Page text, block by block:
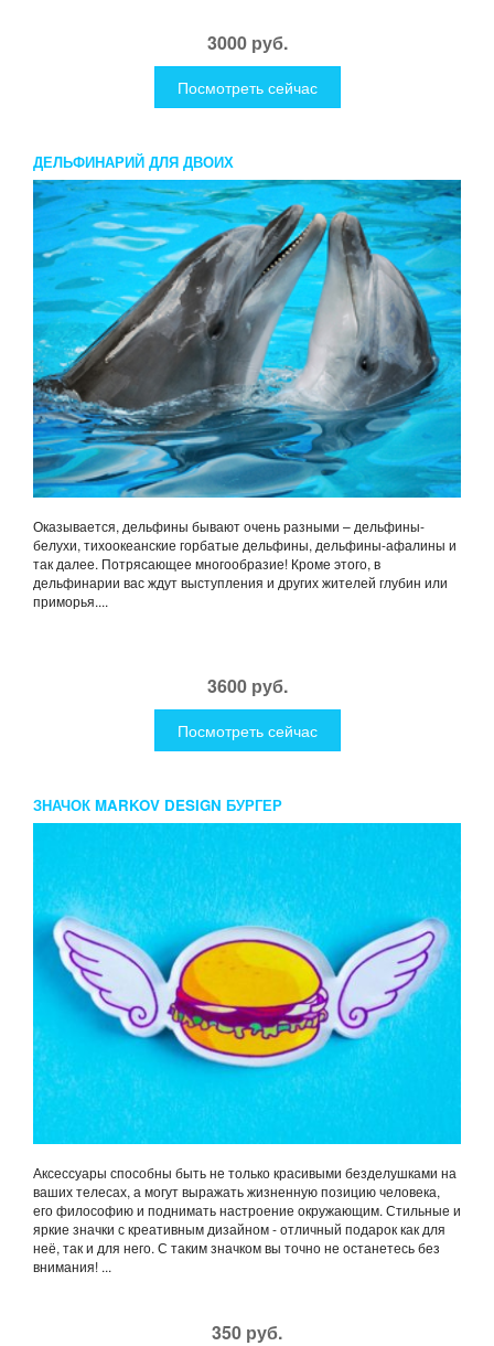
3000 руб.
Посмотреть сейчас
ДЕЛЬФИНАРИЙ ДЛЯ ДВОИХ
Оказывается, дельфины бывают очень разными – дельфины-
белухи, тихоокеанские горбатые дельфины, дельфины-афалины и
так далее. Потрясающее многообразие! Кроме этого, в
дельфинарии вас ждут выступления и других жителей глубин или
приморья....
3600 руб.
Посмотреть сейчас
ЗНАЧОК MARKOV DESIGN БУРГЕР
Аксессуары способны быть не только красивыми безделушками на
ваших телесах, а могут выражать жизненную позицию человека,
его философию и поднимать настроение окружающим. Стильные и
яркие значки с креативным дизайном - отличный подарок как для
неё, так и для него. С таким значком вы точно не останетесь без
внимания! ...
350 руб.